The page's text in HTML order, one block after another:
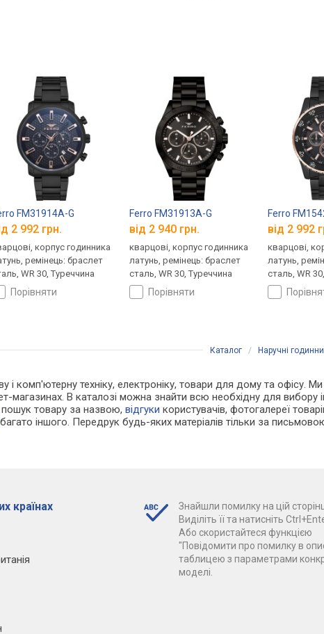
FM31914A-G
2 992 грн.
корпус годинника
ремінець: браслет
WR 30, Туреччина
порівняти
Ferro FM31913A-G
від 2 940 грн.
кварцові, корпус годинника
латунь, ремінець: браслет
сталь, WR 30, Туреччина
порівняти
Ferro
від 2 992
кварцові,
латунь,
сталь, WR
Каталог / Наручні
і комп'ютерну техніку, електроніку, товари для дому та офісу.
магазинах. В каталозі можна знайти всю необхідну для
пошук товару за назвою,відгуки користувачів, фотогалереї
багато іншого. Передрук будь-яких матеріалів тільки за
країнах
Знайшли помилку на цій
Виділіть її та натисніть
Або скористайтеся функцією
"Повідомити про помилку в
таблицею з параметрами
моделі.